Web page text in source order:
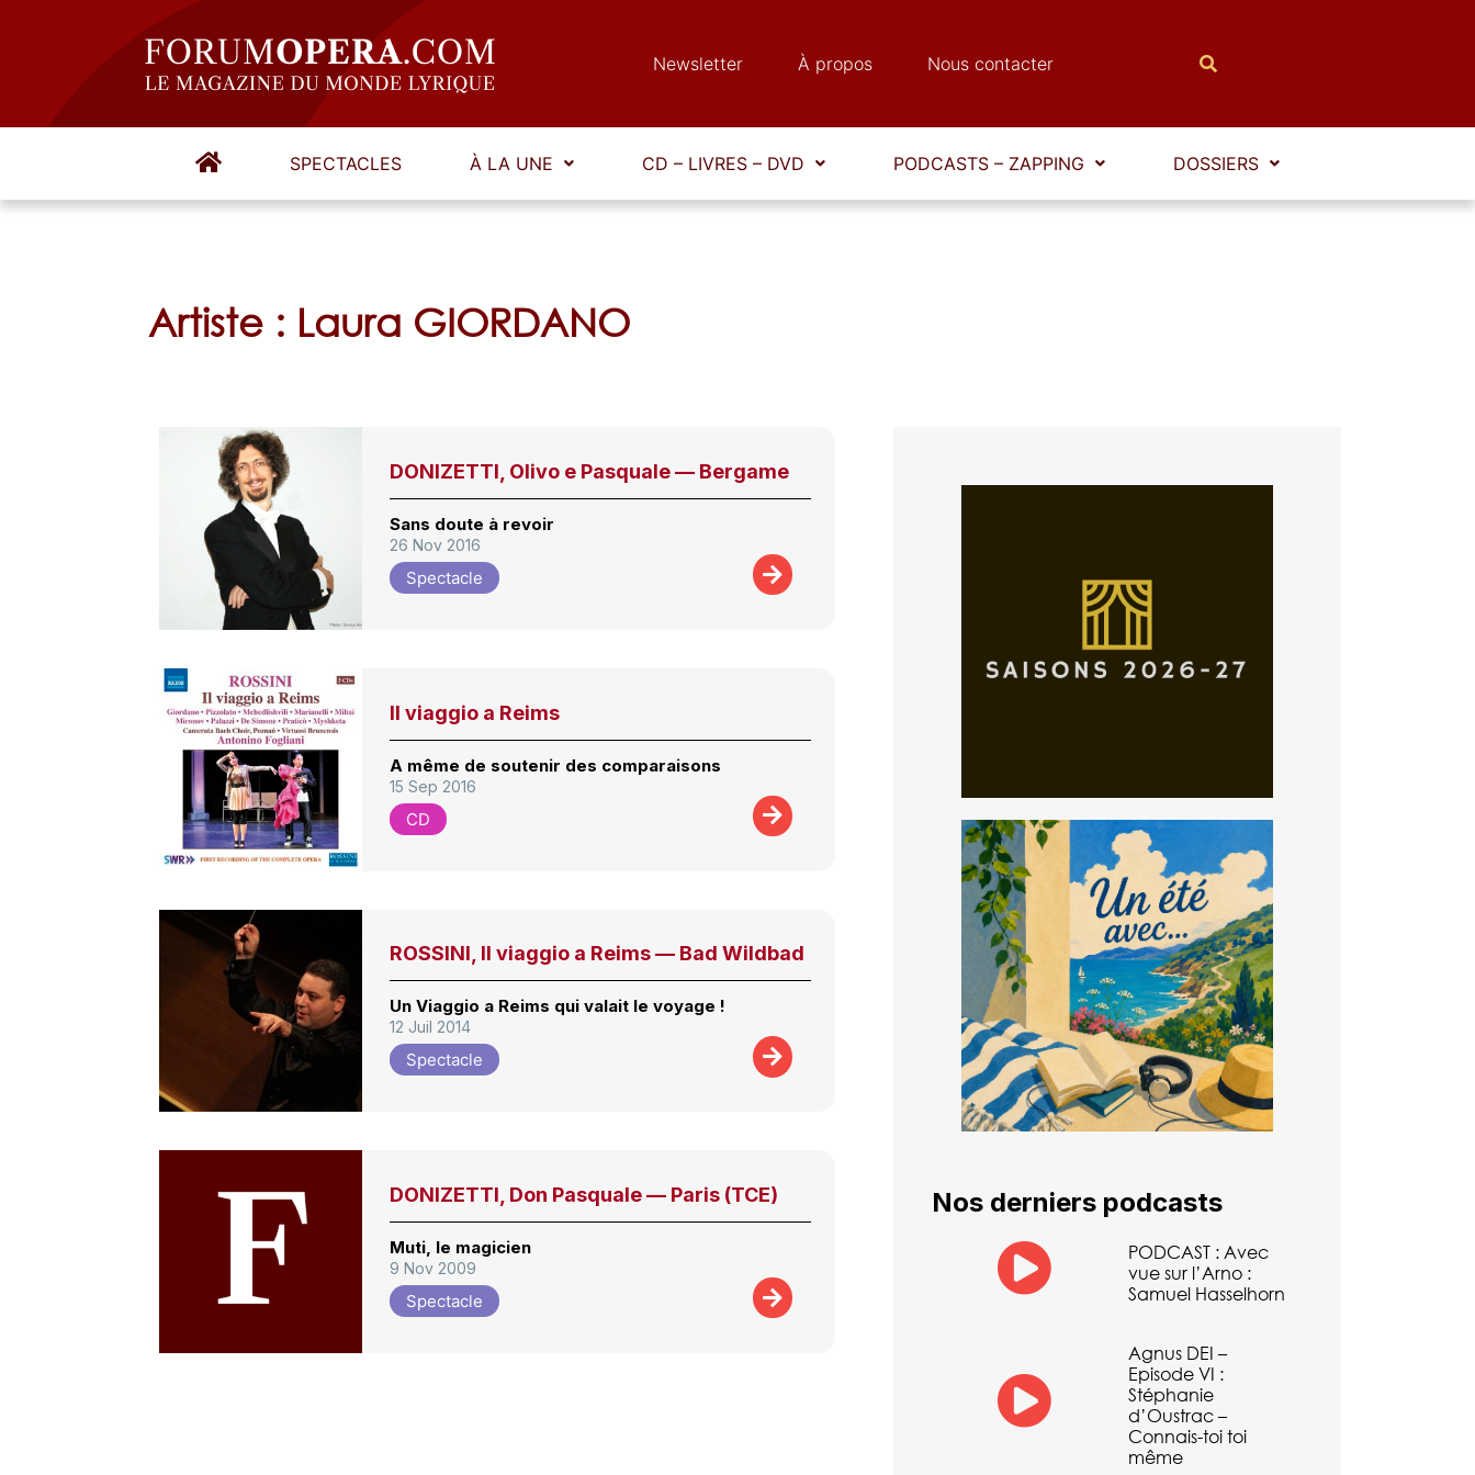
Newsletter À propos Nous contacter
SPECTACLES À LA UNE CD – LIVRES – DVD PODCASTS – ZAPPING DOSSIERS
Artiste : Laura GIORDANO
DONIZETTI, Olivo e Pasquale — Bergame
Sans doute à revoir
26 Nov 2016
Spectacle
Il viaggio a Reims
A même de soutenir des comparaisons
15 Sep 2016
CD
ROSSINI, Il viaggio a Reims — Bad Wildbad
Un Viaggio a Reims qui valait le voyage !
12 Juil 2014
Spectacle
DONIZETTI, Don Pasquale — Paris (TCE)
Muti, le magicien
9 Nov 2009
Spectacle
Nos derniers podcasts
PODCAST : Avec
vue sur l’Arno :
Samuel Hasselhorn
Agnus DEI –
Episode VI :
Stéphanie
d’Oustrac –
Connais-toi toi
même